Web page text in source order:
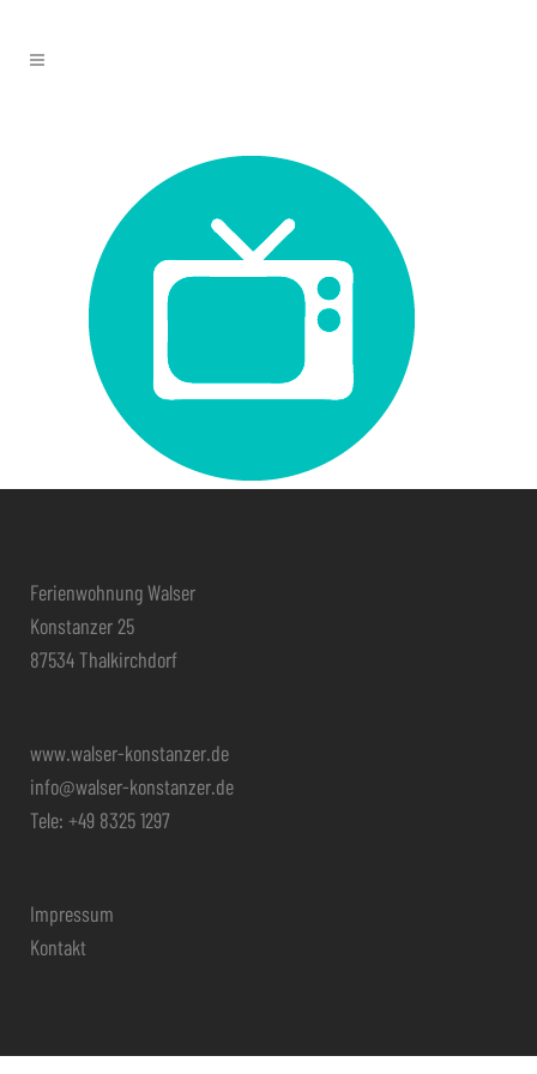
Ferienwohnung Walser
Konstanzer 25
87534 Thalkirchdorf
www.walser-konstanzer.de
info@walser-konstanzer.de
Tele: +49 8325 1297
Impressum
Kontakt